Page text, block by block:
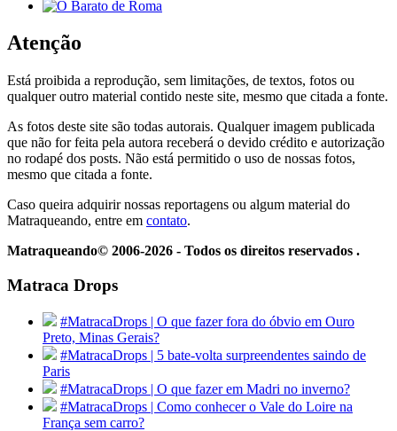
Atenção
Está proibida a reprodução, sem limitações, de textos, fotos ou
qualquer outro material contido neste site, mesmo que citada a fonte.
As fotos deste site são todas autorais. Qualquer imagem publicada
que não for feita pela autora receberá o devido crédito e autorização
no rodapé dos posts. Não está permitido o uso de nossas fotos,
mesmo que citada a fonte.
Caso queira adquirir nossas reportagens ou algum material do
Matraqueando, entre em contato.
Matraqueando© 2006-2026 - Todos os direitos reservados .
Matraca Drops
#MatracaDrops | O que fazer fora do óbvio em Ouro
Preto, Minas Gerais?
#MatracaDrops | 5 bate-volta surpreendentes saindo de
Paris
#MatracaDrops | O que fazer em Madri no inverno?
#MatracaDrops | Como conhecer o Vale do Loire na
França sem carro?